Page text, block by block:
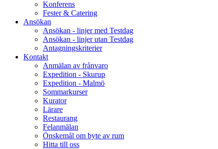
Konferens
Fester & Catering
Ansökan
Ansökan - linjer med Testdag
Ansökan - linjer utan Testdag
Antagningskriterier
Kontakt
Anmälan av frånvaro
Expedition - Skurup
Expedition - Malmö
Sommarkurser
Kurator
Lärare
Restaurang
Felanmälan
Önskemål om byte av rum
Hitta till oss